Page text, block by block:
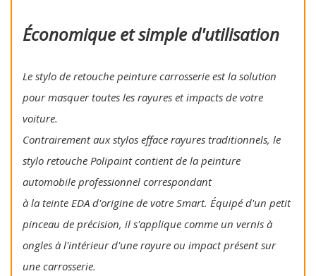
Économique et simple d'utilisation
Le stylo de retouche peinture carrosserie est la solution
pour masquer toutes les rayures et impacts de votre
voiture.
Contrairement aux stylos efface rayures traditionnels, le
stylo retouche Polipaint contient de la peinture
automobile professionnel correspondant
à la teinte EDA d'origine de votre Smart. Équipé d'un petit
pinceau de précision, il s'applique comme un vernis à
ongles à l'intérieur d'une rayure ou impact présent sur
une carrosserie.